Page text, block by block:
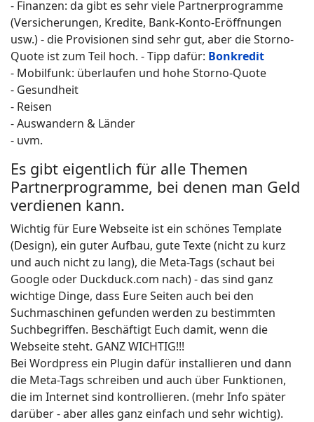
- Finanzen: da gibt es sehr viele Partnerprogramme
(Versicherungen, Kredite, Bank-Konto-Eröffnungen
usw.) - die Provisionen sind sehr gut, aber die Storno-
Quote ist zum Teil hoch. - Tipp dafür: Bonkredit
- Mobilfunk: überlaufen und hohe Storno-Quote
- Gesundheit
- Reisen
- Auswandern & Länder
- uvm.
Es gibt eigentlich für alle Themen
Partnerprogramme, bei denen man Geld
verdienen kann.
Wichtig für Eure Webseite ist ein schönes Template
(Design), ein guter Aufbau, gute Texte (nicht zu kurz
und auch nicht zu lang), die Meta-Tags (schaut bei
Google oder Duckduck.com nach) - das sind ganz
wichtige Dinge, dass Eure Seiten auch bei den
Suchmaschinen gefunden werden zu bestimmten
Suchbegriffen. Beschäftigt Euch damit, wenn die
Webseite steht. GANZ WICHTIG!!!
Bei Wordpress ein Plugin dafür installieren und dann
die Meta-Tags schreiben und auch über Funktionen,
die im Internet sind kontrollieren. (mehr Info später
darüber - aber alles ganz einfach und sehr wichtig).